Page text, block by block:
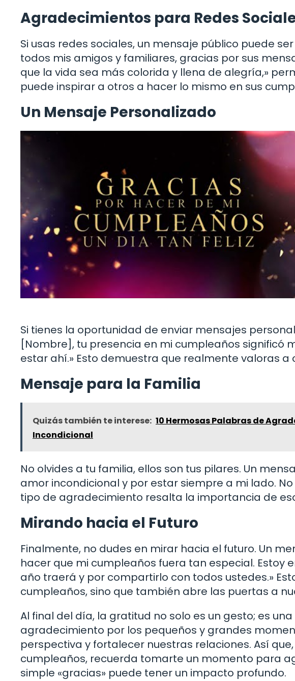
Agradecimientos para Redes
Si usas redes sociales, un mensaje público puede
todos mis amigos y familiares, gracias por sus
que la vida sea más colorida y llena de alegría,»
puede inspirar a otros a hacer lo mismo en sus
Un Mensaje Personalizado
Si tienes la oportunidad de enviar mensajes
[Nombre], tu presencia en mi cumpleaños significó
estar ahí.» Esto demuestra que realmente valoras
Mensaje para la Familia
Quizás también te interese: 10 Hermosas Palabras de
Incondicional
No olvides a tu familia, ellos son tus pilares. Un
amor incondicional y por estar siempre a mi lado.
tipo de agradecimiento resalta la importancia de
Mirando hacia el Futuro
Finalmente, no dudes en mirar hacia el futuro. Un
hacer que mi cumpleaños fuera tan especial. Estoy
año traerá y por compartirlo con todos ustedes.»
cumpleaños, sino que también abre las puertas a
Al final del día, la gratitud no solo es un gesto; es
agradecimiento por los pequeños y grandes
perspectiva y fortalecer nuestras relaciones. Así
cumpleaños, recuerda tomarte un momento para
simple «gracias» puede tener un impacto profundo.